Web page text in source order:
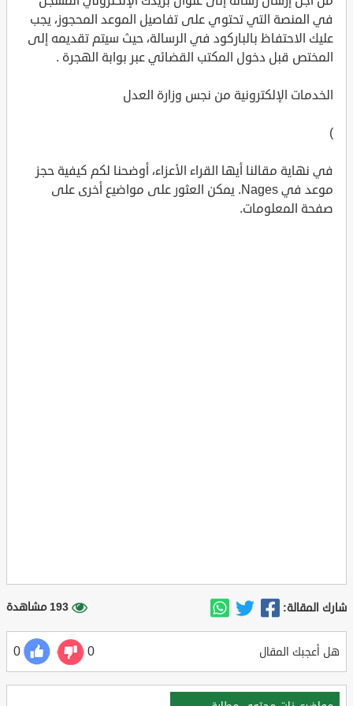
في المنصة التي تحتوي على تفاصيل الموعد المحجوز، يجب
عليك الاحتفاظ بالباركود في الرسالة، حيث سيتم تقديمه إلى
المختص قبل دخول المكتب القضائي عبر بوابة الهجرة .
الخدمات الإلكترونية من نجس وزارة العدل
)
في نهاية مقالنا أيها القراء الأعزاء، أوضحنا لكم كيفية حجز
موعد في Nages. يمكن العثور على مواضيع أخرى على
صفحة المعلومات.
شارك المقالة: 193 مشاهدة
هل أعجبك المقال 0
0